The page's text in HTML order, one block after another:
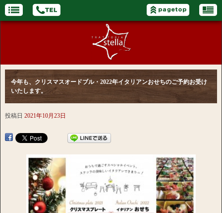
今年も、クリスマスオードブル・2022年イタリアンおせちのご予約お受け
いたします。
投稿日 2021年10月23日